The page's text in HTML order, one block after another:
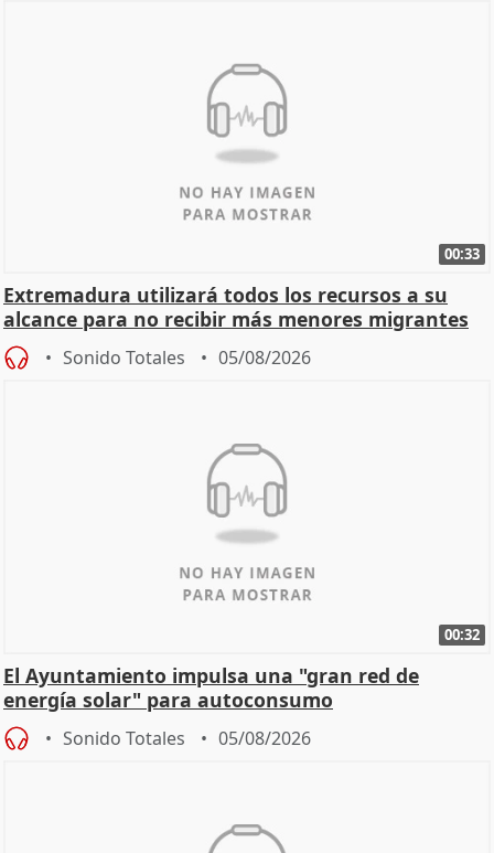
00:33
Extremadura utilizará todos los recursos a su
alcance para no recibir más menores migrantes
Sonido Totales 05/08/2026
00:32
El Ayuntamiento impulsa una "gran red de
energía solar" para autoconsumo
Sonido Totales 05/08/2026